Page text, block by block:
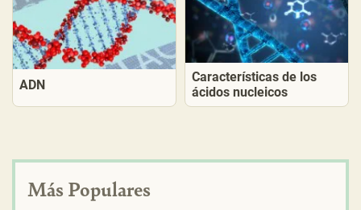
ADN
Características de los
ácidos nucleicos
Más Populares